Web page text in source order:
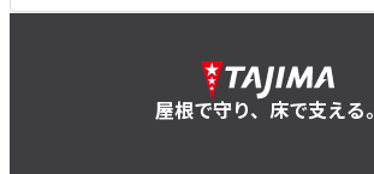
屋根で守り、床で支える。